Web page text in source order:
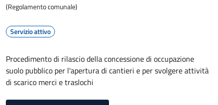
(Regolamento comunale)
Servizio attivo
Procedimento di rilascio della concessione di occupazione
suolo pubblico per l'apertura di cantieri e per svolgere attività
di scarico merci e traslochi